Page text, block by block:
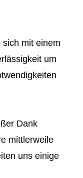
mit einem
um
Dank
mittlerweile
uns einige